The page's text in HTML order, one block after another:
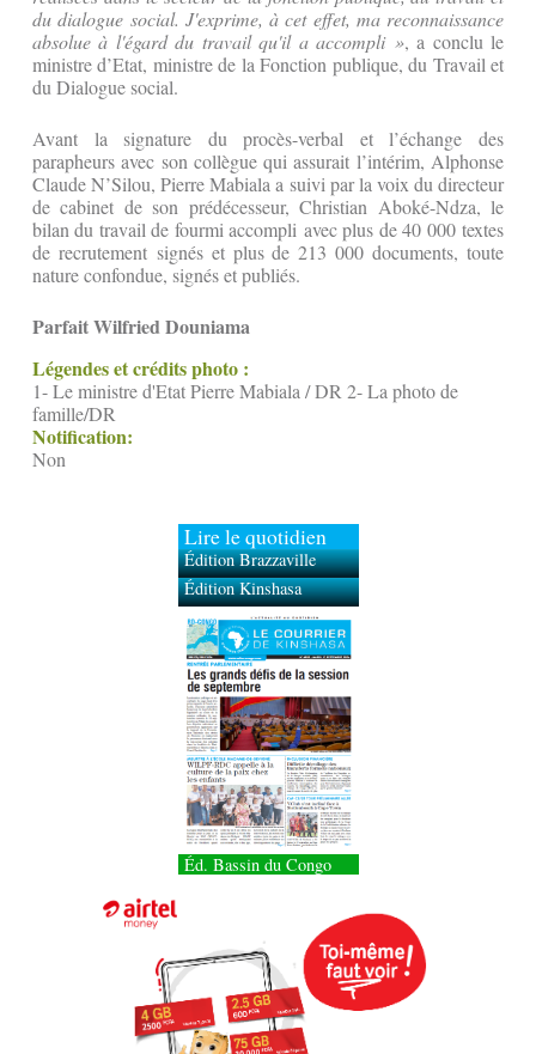
du dialogue social. J'exprime, à cet effet, ma reconnaissance
absolue à l'égard du travail qu'il a accompli », a conclu le
ministre d’Etat, ministre de la Fonction publique, du Travail et
du Dialogue social.
Avant la signature du procès-verbal et l’échange des
parapheurs avec son collègue qui assurait l’intérim, Alphonse
Claude N’Silou, Pierre Mabiala a suivi par la voix du directeur
de cabinet de son prédécesseur, Christian Aboké-Ndza, le
bilan du travail de fourmi accompli avec plus de 40 000 textes
de recrutement signés et plus de 213 000 documents, toute
nature confondue, signés et publiés.
Parfait Wilfried Douniama
Légendes et crédits photo :
1- Le ministre d'Etat Pierre Mabiala / DR 2- La photo de
famille/DR
Notification:
Non
Lire le quotidien
Édition Brazzaville
Édition Kinshasa
Éd. Bassin du Congo